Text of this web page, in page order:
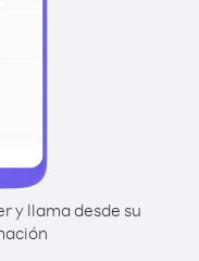
y llama desde su